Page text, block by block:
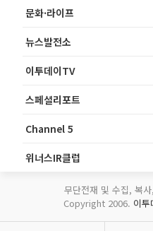
문화·라이프
뉴스발전소
이투데이TV
스페셜리포트
Channel 5
위너스IR클럽
무단전재 및 수집, 복
Copyright 2006. 이투